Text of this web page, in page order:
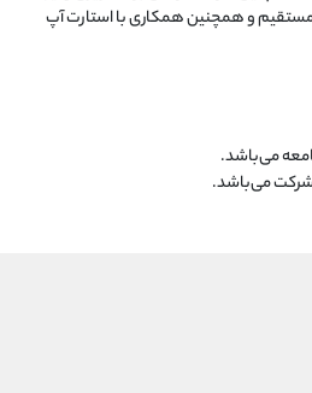
و همچنین همکاری با استارت آپ
می‌باشد.
می‌باشد.